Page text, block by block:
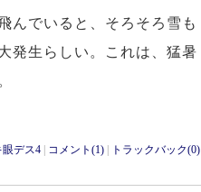
んでいると、そろそろ雪も
発生らしい。これは、猛暑
眼デス4| コメント(1)| トラックバック(0)